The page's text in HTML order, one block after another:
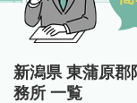
新潟県 東蒲原郡
務所 一覧